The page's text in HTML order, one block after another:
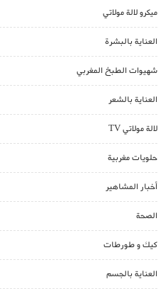
ميكرو لالة مولاتي
العناية بالبشرة
شهيوات الطبخ المغربي
العناية بالشعر
لالة مولاتي TV
حلويات مغربية
أخبار المشاهير
الصحة
كيك و طورطات
العناية بالجسم